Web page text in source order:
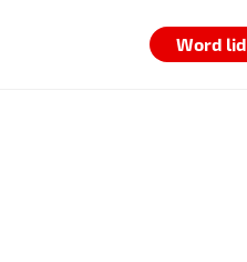
Word lid